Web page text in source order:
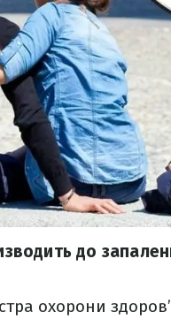
до
охорони